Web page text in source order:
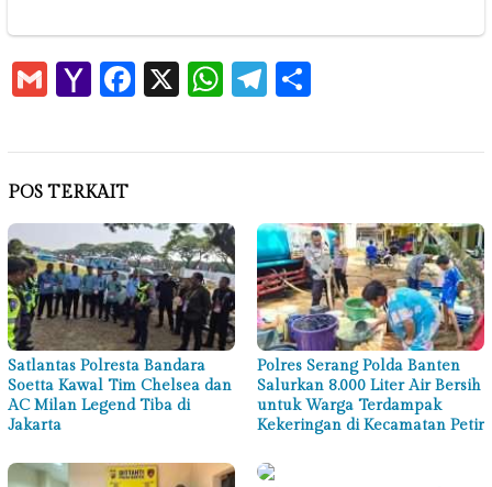
GmailYahoo
Mail
Facebook
X WhatsApp
Telegram
POS TERKAIT
Satlantas Polresta Bandara
Soetta Kawal Tim Chelsea dan
AC Milan Legend Tiba di
Jakarta
Polres Serang Polda Banten
Salurkan 8.000 Liter Air Bersih
untuk Warga Terdampak
Kekeringan di Kecamatan Petir